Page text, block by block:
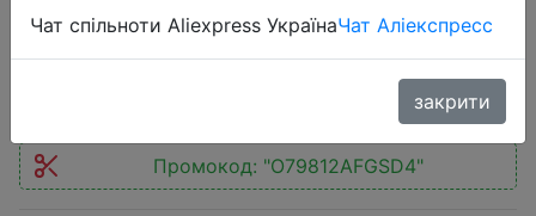
$7.34
Промокод: "O79812AFGSD4"
Чат спільноти Aliexpress УкраїнаЧат Аліекспресс
закрити